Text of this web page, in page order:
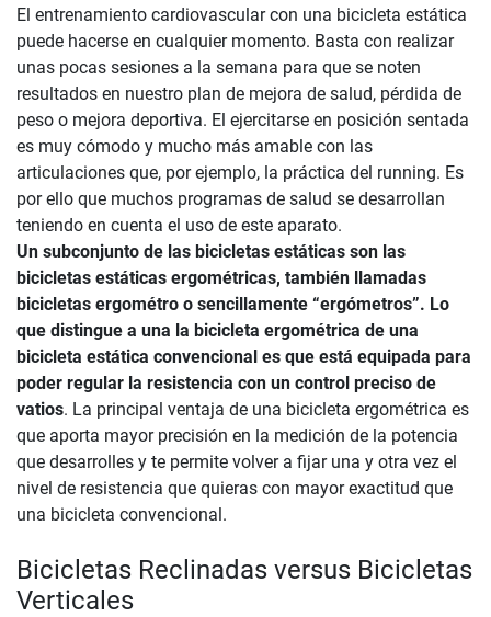
El entrenamiento cardiovascular con una bicicleta estática
puede hacerse en cualquier momento. Basta con realizar
unas pocas sesiones a la semana para que se noten
resultados en nuestro plan de mejora de salud, pérdida de
peso o mejora deportiva. El ejercitarse en posición sentada
es muy cómodo y mucho más amable con las
articulaciones que, por ejemplo, la práctica del running. Es
por ello que muchos programas de salud se desarrollan
teniendo en cuenta el uso de este aparato.
Un subconjunto de las bicicletas estáticas son las
bicicletas estáticas ergométricas, también llamadas
bicicletas ergométro o sencillamente “ergómetros”. Lo
que distingue a una la bicicleta ergométrica de una
bicicleta estática convencional es que está equipada para
poder regular la resistencia con un control preciso de
vatios. La principal ventaja de una bicicleta ergométrica es
que aporta mayor precisión en la medición de la potencia
que desarrolles y te permite volver a fijar una y otra vez el
nivel de resistencia que quieras con mayor exactitud que
una bicicleta convencional.
Bicicletas Reclinadas versus Bicicletas
Verticales